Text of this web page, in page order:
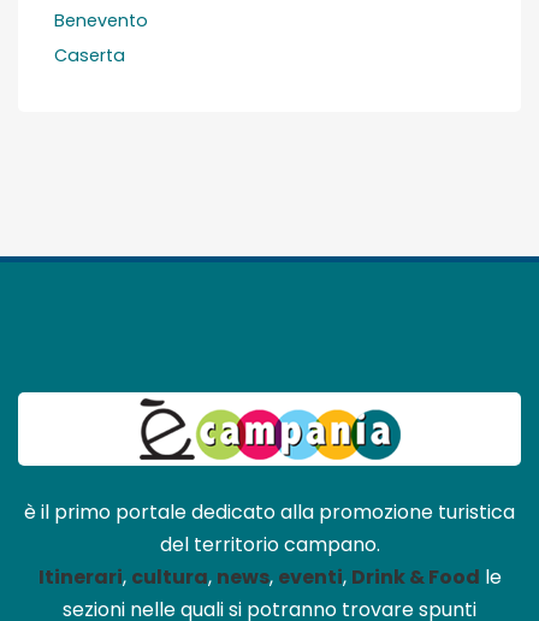
Benevento
Caserta
è il primo portale dedicato alla promozione turistica
del territorio campano.
Itinerari, cultura, news, eventi, Drink & Food le
sezioni nelle quali si potranno trovare spunti